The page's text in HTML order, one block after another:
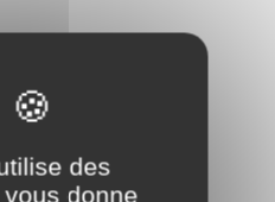
des
donne